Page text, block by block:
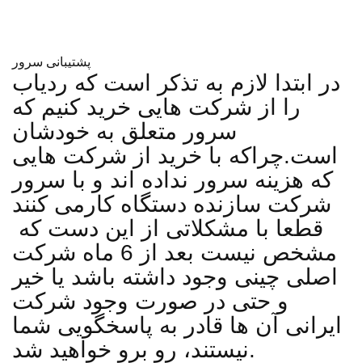
در ابتدا لازم به تذکر است که ردیاب
را از شرکت هایی خرید کنیم که
سرور متعلق به خودشان
است.چراکه با خرید از شرکت هایی
که هزینه سرور نداده اند و با سرور
شرکت سازنده دستگاه کارمی کنند
قطعا با مشکلاتی از این دست که
مشخص نیست بعد از 6 ماه شرکت
اصلی چینی وجود داشته باشد یا خیر
و حتی در صورت وجود شرکت
ایرانی آن ها قادر به پاسخگویی شما
نیستند، رو برو خواهید شد.